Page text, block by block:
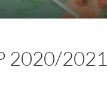
2020/2021